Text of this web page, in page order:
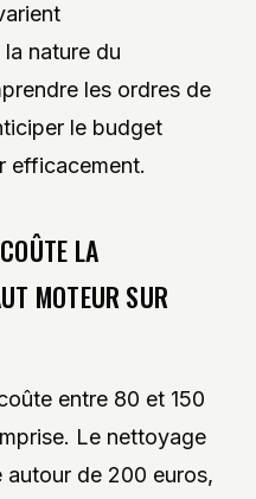
nature du
les ordres de
le budget
efficacement.
LA
MOTEUR SUR
entre 80 et 150
Le nettoyage
autour de 200 euros,